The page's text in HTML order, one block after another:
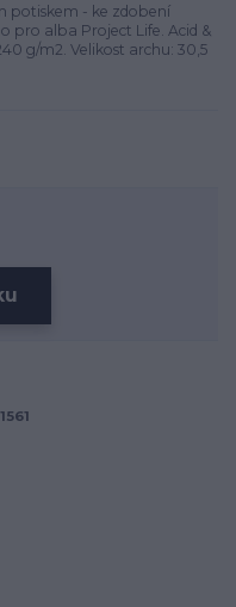
potiskem - ke zdobení
pro alba Project Life. Acid &
g/m2. Velikost archu: 30,5